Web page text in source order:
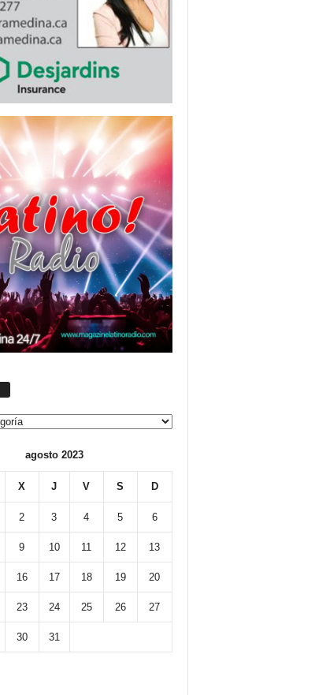
agosto 2023
X J V S D
2 3 4 5 6
9 10 11 12 13
16 17 18 19 20
23 24 25 26 27
30
31